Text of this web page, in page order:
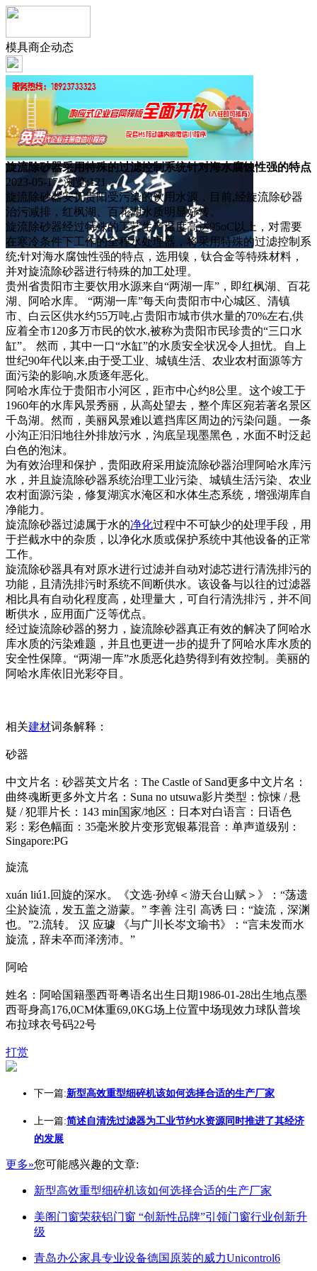
模具商企动态
旋流除砂器采用特殊的过滤控制系统针对海水腐蚀性强的特点
2023-05-17 浏览:121
旋流除砂器安抚贵阳受污染的饮用水源，目前,经旋流除砂器
治污减排，红枫湖、百花湖水质明显好转。
旋流除砂器经过特殊的工艺生产温度高达95oC以上，对需要
在寒冷条件下工作的全程水处理器，将采用特殊的过滤控制系
统;针对海水腐蚀性强的特点，选用镍，钛合金等特殊材料，
并对旋流除砂器进行特殊的加工处理。
贵州省贵阳市主要饮用水源来自“两湖一库”，即红枫湖、百花
湖、阿哈水库。 “两湖一库”每天向贵阳市中心城区、清镇
市、白云区供水约55万吨,占贵阳市城市供水量的70%左右,供
应着全市120多万市民的饮水,被称为贵阳市民珍贵的“三口水
缸”。 然而，其中一口“水缸”的水质安全状况令人担忧。自上
世纪90年代以来,由于受工业、城镇生活、农业农村面源等方
面污染的影响,水质逐年恶化。
阿哈水库位于贵阳市小河区，距市中心约8公里。这个竣工于
1960年的水库风景秀丽，从高处望去，整个库区宛若著名景区
千岛湖。然而，美丽风景难以遮挡库区周边的污染问题。一条
小沟正汩汩地往外排放污水，沟底呈现墨黑色，水面不时泛起
白色的泡沫。
为有效治理和保护，贵阳政府采用旋流除砂器治理阿哈水库污
水，并且旋流除砂器系统治理工业污染、城镇生活污染、农业
农村面源污染，修复湖滨水淹区和水体生态系统，增强湖库自
净能力。
旋流除砂器过滤属于水的净化过程中不可缺少的处理手段，用
于拦截水中的杂质，以净化水质或保护系统中其他设备的正常
工作。
旋流除砂器具有对原水进行过滤并自动对滤芯进行清洗排污的
功能，且清洗排污时系统不间断供水。该设备与以往的过滤器
相比具有自动化程度高，处理量大，可自行清洗排污，并不间
断供水，应用面广泛等优点。
经过旋流除砂器的努力，旋流除砂器真正有效的解决了阿哈水
库水质的污染难题，并且也更进一步的提升了阿哈水库水质的
安全性保障。“两湖一库”水质恶化趋势得到有效控制。美丽的
阿哈水库依旧光彩夺目。
相关建材词条解释：
砂器
中文片名：砂器英文片名：The Castle of Sand更多中文片名：
曲终魂断更多外文片名：Suna no utsuwa影片类型：惊悚 / 悬
疑 / 犯罪片长：143 min国家/地区：日本对白语言：日语色
彩：彩色幅面：35毫米胶片变形宽银幕混音：单声道级别：
Singapore:PG
旋流
xuán liú1.回旋的深水。《文选·孙绰＜游天台山赋＞》：“荡遗
尘於旋流，发五盖之游蒙。” 李善 注引 高诱 曰：“旋流，深渊
也。”2.流转。 汉 应璩 《与广川长岑文瑜书》：“言未发而水
旋流，辞未卒而泽滂沛。”
阿哈
姓名：阿哈国籍墨西哥粤语名出生日期1986-01-28出生地点墨
西哥身高176,0CM体重69,0KG场上位置中场现效力球队普埃
布拉球衣号码22号
打赏
下一篇:新型高效重型细碎机该如何选择合适的生产厂家
上一篇:简述自清洗过滤器为工业节约水资源同时推进了其经济
的发展
更多»您可能感兴趣的文章:
新型高效重型细碎机该如何选择合适的生产厂家
美阁门窗荣获铝门窗 “创新性品牌”引领门窗行业创新升
级
青岛办公家具专业设备德国原装的威力Unicontrol6